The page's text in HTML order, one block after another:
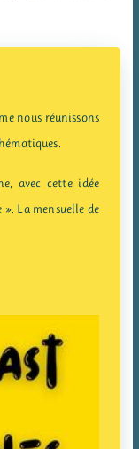
nous réunissons
avec cette idée
La mensuelle de